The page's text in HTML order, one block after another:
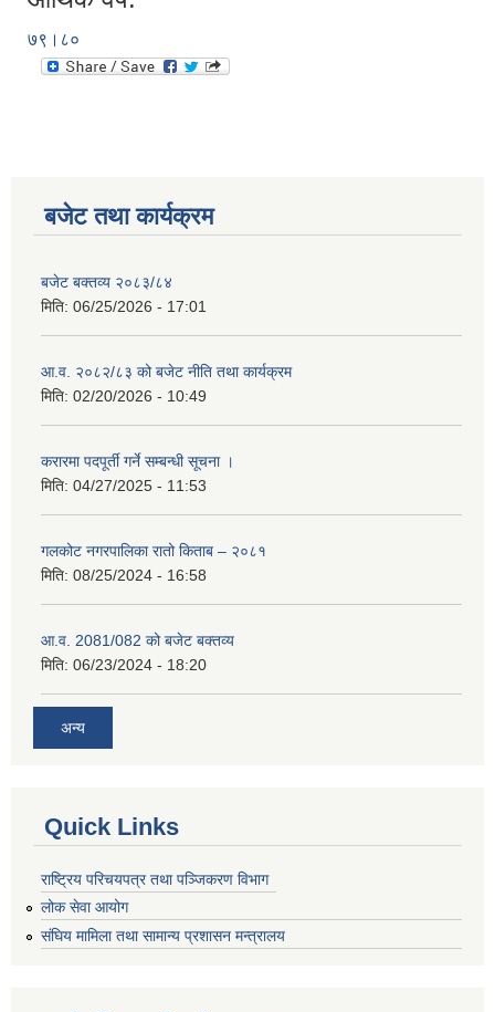
७९।८०
बजेट तथा कार्यक्रम
बजेट बक्तव्य २०८३/८४
मिति: 06/25/2026 - 17:01
आ.व. २०८२/८३ को बजेट नीति तथा कार्यक्रम
मिति: 02/20/2026 - 10:49
करारमा पदपूर्ती गर्ने सम्बन्धी सूचना ।
मिति: 04/27/2025 - 11:53
गलकोट नगरपालिका रातो किताब – २०८१
मिति: 08/25/2024 - 16:58
आ.व. 2081/082 को बजेट बक्तव्य
मिति: 06/23/2024 - 18:20
अन्य
Quick Links
राष्ट्रिय परिचयपत्र तथा पञ्जिकरण विभाग
लोक सेवा आयोग
संघिय मामिला तथा सामान्य प्रशासन मन्त्रालय